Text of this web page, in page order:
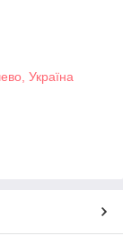
Україна